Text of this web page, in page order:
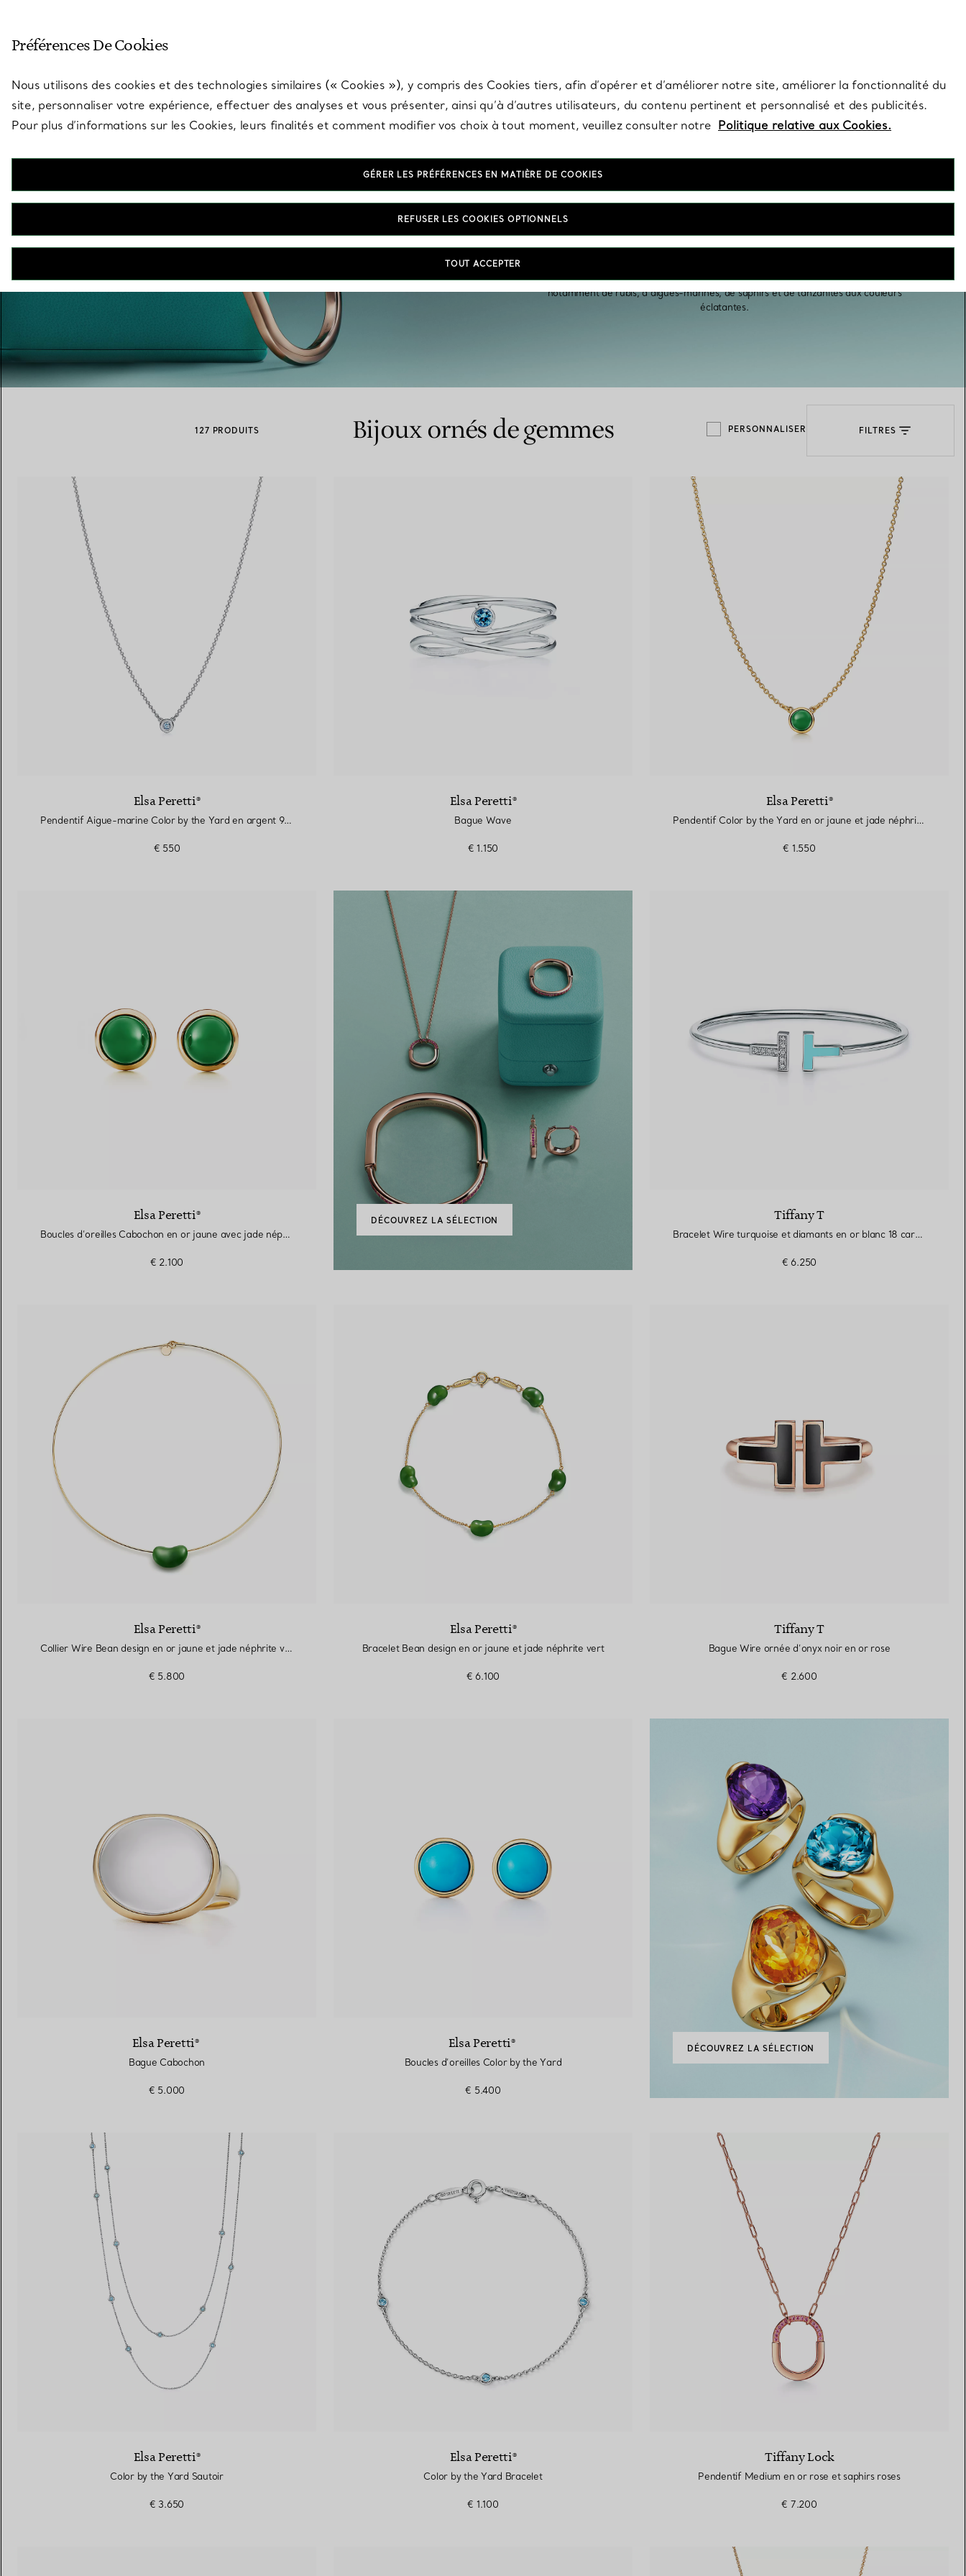
Alliances pour femme Alliances pour hommes
avec un expert en diamants Tiffany.
Bijoux en pierres de
couleur
Nos bijoux en pierres de couleur sont ornés de véritables merveilles de la nature,
notamment de rubis, d’aigues-marines, de saphirs et de tanzanites aux couleurs
éclatantes.
127 PRODUITS Bijoux ornés de gemmes PERSONNALISER FILTRES
Elsa Peretti®
Pendentif Aigue-marine Color by the Yard en argent 925 millièmes
€ 550
Elsa Peretti®
Bague Wave
€ 1.150
Elsa Peretti®
Pendentif Color by the Yard en or jaune et jade néphrite vert
€ 1.550
Elsa Peretti®
Boucles d’oreilles Cabochon en or jaune avec jade néphrite vert
€ 2.100
DÉCOUVREZ LA SÉLECTION Tiffany T
Bracelet Wire turquoise et diamants en or blanc 18 carats
€ 6.250
Elsa Peretti®
Collier Wire Bean design en or jaune et jade néphrite vert
€ 5.800
Elsa Peretti®
Bracelet Bean design en or jaune et jade néphrite vert
€ 6.100
Tiffany T
Bague Wire ornée d’onyx noir en or rose
€ 2.600
Elsa Peretti®
Bague Cabochon
€ 5.000
Elsa Peretti®
Boucles d’oreilles Color by the Yard
€ 5.400
DÉCOUVREZ LA SÉLECTION
Elsa Peretti®
Color by the Yard Sautoir
€ 3.650
Elsa Peretti®
Color by the Yard Bracelet
€ 1.100
Tiffany Lock
Pendentif Medium en or rose et saphirs roses
€ 7.200
Préférences De Cookies
Nous utilisons des cookies et des technologies similaires (« Cookies »), y compris des Cookies tiers, afin d’opérer et d’améliorer notre site, améliorer la fonctionnalité du
site, personnaliser votre expérience, effectuer des analyses et vous présenter, ainsi qu’à d’autres utilisateurs, du contenu pertinent et personnalisé et des publicités.
Pour plus d’informations sur les Cookies, leurs finalités et comment modifier vos choix à tout moment, veuillez consulter notre Politique relative aux Cookies.
GÉRER LES PRÉFÉRENCES EN MATIÈRE DE COOKIES
REFUSER LES COOKIES OPTIONNELS
TOUT ACCEPTER